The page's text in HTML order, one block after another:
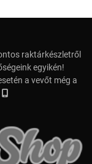
raktárkészletről
egyikén!
a vevőt még a